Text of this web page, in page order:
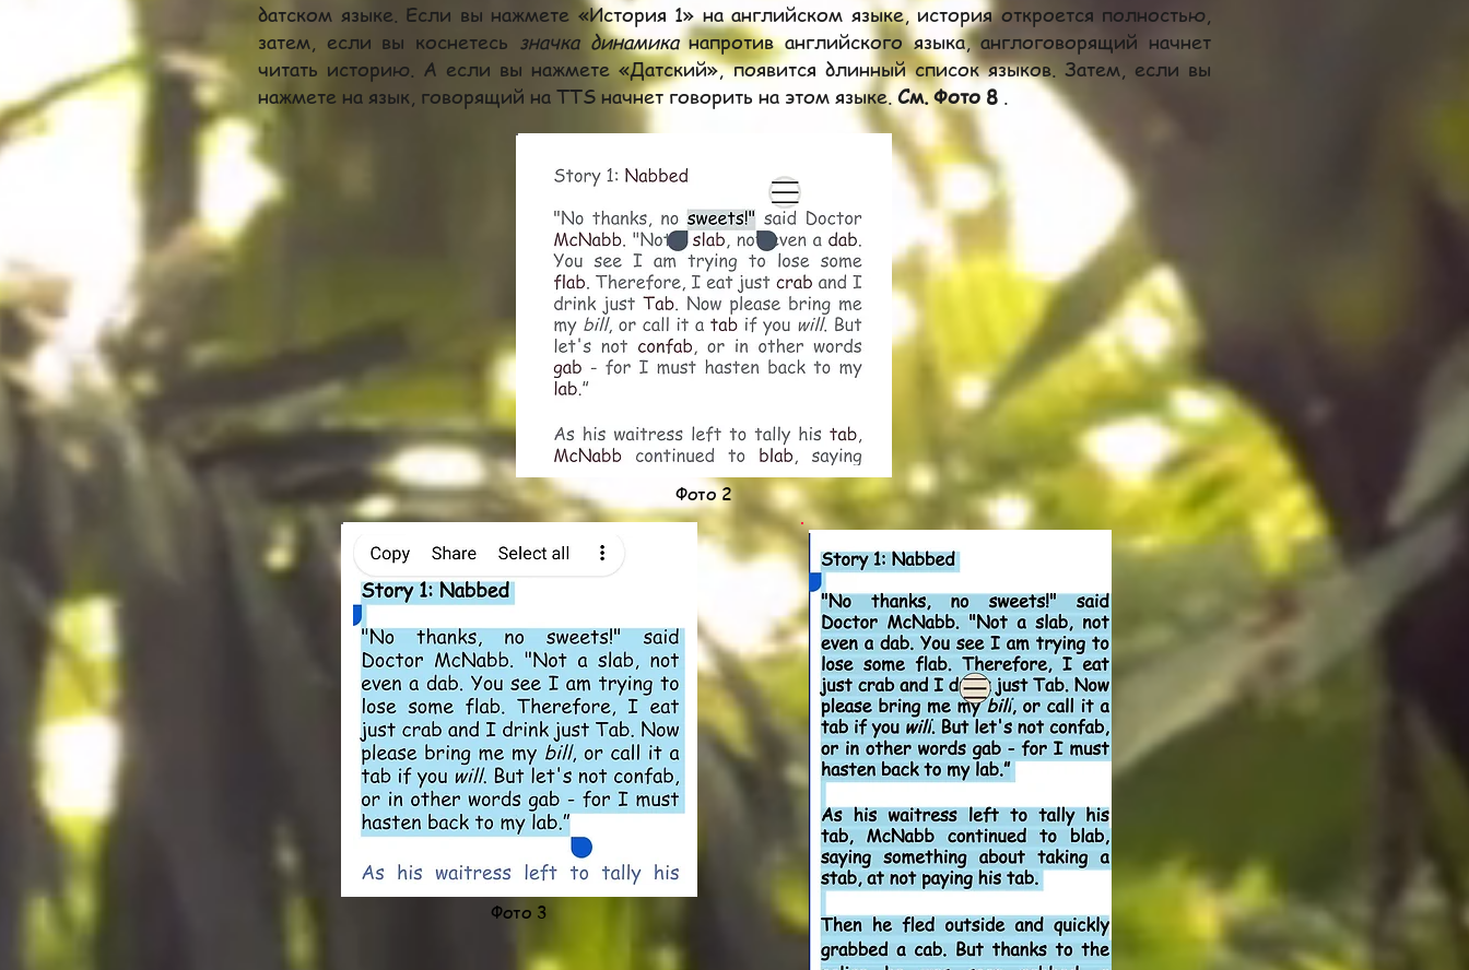
датском языке. Если вы нажмете «История 1» на английском языке, история откроется полностью,
затем, если вы коснетесь значка динамиканапротив английского языка, англоговорящий начнет
читать историю. А если вы нажмете «Датский», появится длинный список языков. Затем, если вы
нажмете на язык, говорящий на TTS начнет говорить на этом языке.См. Фото 8 .
Фото 2
Фото 3